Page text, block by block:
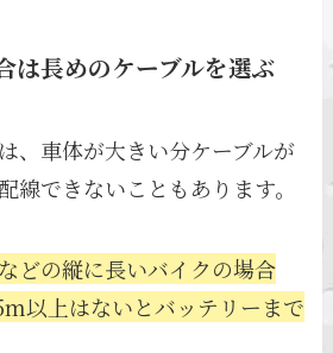
は長めのケーブルを選ぶ
、車体が大きい分ケーブルが
線できないこともあります。
どの縦に長いバイクの場合
以上はないとバッテリーまで